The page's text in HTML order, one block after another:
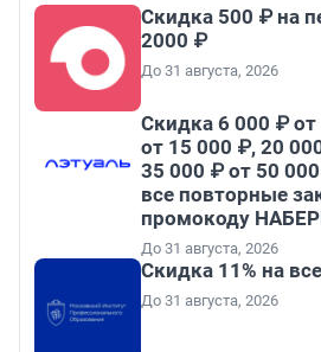
Скидка 500 ₽ на
2000 ₽
До 31 августа, 2026
Скидка 6 000 ₽
от 15 000 ₽, 20
35 000 ₽ от 50
все повторные
промокоду
До 31 августа, 2026
Скидка 11% на
До 31 августа, 2026